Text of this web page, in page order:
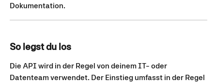
Dokumentation.
So legst du los
Die API wird in der Regel von deinem IT- oder
Datenteam verwendet. Der Einstieg umfasst in der Regel